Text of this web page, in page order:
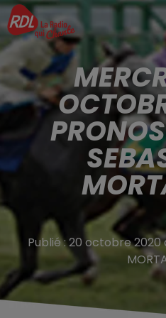
Publié : 20 octobre